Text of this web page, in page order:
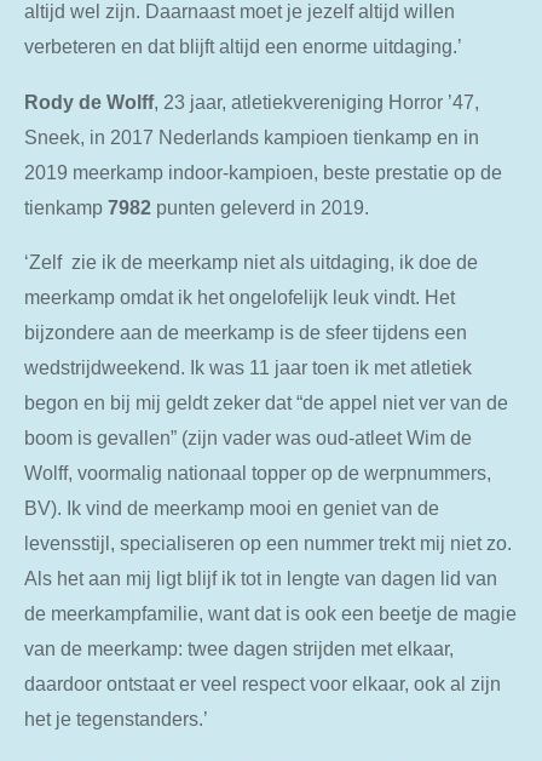
altijd wel zijn. Daarnaast moet je jezelf altijd willen
verbeteren en dat blijft altijd een enorme uitdaging.’
Rody de Wolff, 23 jaar, atletiekvereniging Horror ’47,
Sneek, in 2017 Nederlands kampioen tienkamp en in
2019 meerkamp indoor-kampioen, beste prestatie op de
tienkamp 7982 punten geleverd in 2019.
‘Zelf zie ik de meerkamp niet als uitdaging, ik doe de
meerkamp omdat ik het ongelofelijk leuk vindt. Het
bijzondere aan de meerkamp is de sfeer tijdens een
wedstrijdweekend. Ik was 11 jaar toen ik met atletiek
begon en bij mij geldt zeker dat “de appel niet ver van de
boom is gevallen” (zijn vader was oud-atleet Wim de
Wolff, voormalig nationaal topper op de werpnummers,
BV). Ik vind de meerkamp mooi en geniet van de
levensstijl, specialiseren op een nummer trekt mij niet zo.
Als het aan mij ligt blijf ik tot in lengte van dagen lid van
de meerkampfamilie, want dat is ook een beetje de magie
van de meerkamp: twee dagen strijden met elkaar,
daardoor ontstaat er veel respect voor elkaar, ook al zijn
het je tegenstanders.’